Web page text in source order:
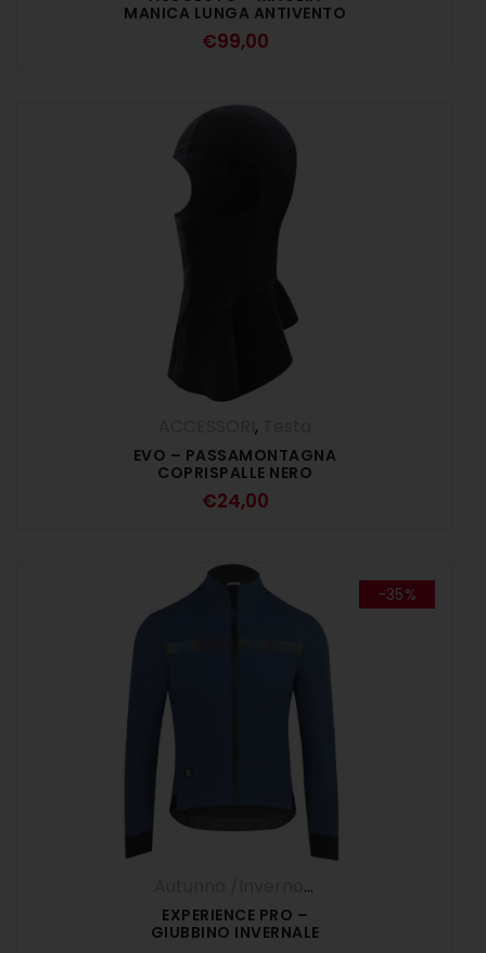
MANICA LUNGA ANTIVENTO
€99,00
,
EVO – PASSAMONTAGNA
COPRISPALLE NERO
€24,00
-35%
Autunno /Inverno '25
EXPERIENCE PRO –
GIUBBINO INVERNALE